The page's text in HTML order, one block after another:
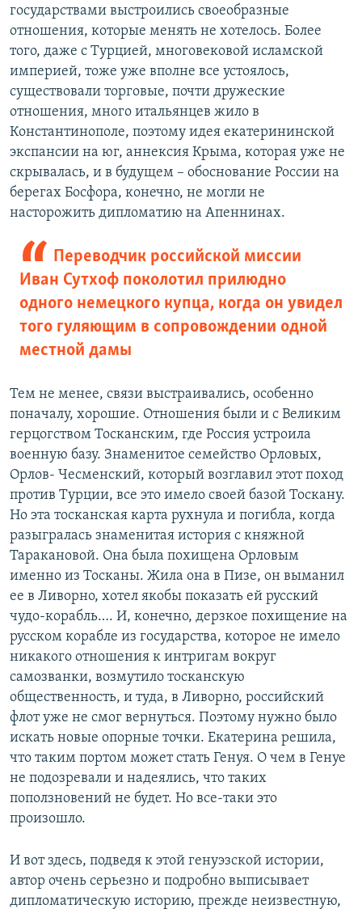
государствами выстроились своеобразные
отношения, которые менять не хотелось. Более
того, даже с Турцией, многовековой исламской
империей, тоже уже вполне все устоялось,
существовали торговые, почти дружеские
отношения, много итальянцев жило в
Константинополе, поэтому идея екатерининской
экспансии на юг, аннексия Крыма, которая уже не
скрывалась, и в будущем – обоснование России на
берегах Босфора, конечно, не могли не
насторожить дипломатию на Апеннинах.
Переводчик российской миссии
Иван Сутхоф поколотил прилюдно
одного немецкого купца, когда он увидел
того гуляющим в сопровождении одной
местной дамы
Тем не менее, связи выстраивались, особенно
поначалу, хорошие. Отношения были и с Великим
герцогством Тосканским, где Россия устроила
военную базу. Знаменитое семейство Орловых,
Орлов- Чесменский, который возглавил этот поход
против Турции, все это имело своей базой Тоскану.
Но эта тосканская карта рухнула и погибла, когда
разыгралась знаменитая история с княжной
Таракановой. Она была похищена Орловым
именно из Тосканы. Жила она в Пизе, он выманил
ее в Ливорно, хотел якобы показать ей русский
чудо-корабль…. И, конечно, дерзкое похищение на
русском корабле из государства, которое не имело
никакого отношения к интригам вокруг
самозванки, возмутило тосканскую
общественность, и туда, в Ливорно, российский
флот уже не смог вернуться. Поэтому нужно было
искать новые опорные точки. Екатерина решила,
что таким портом может стать Генуя. О чем в Генуе
не подозревали и надеялись, что таких
поползновений не будет. Но все-таки это
произошло.
И вот здесь, подведя к этой генуэзской истории,
автор очень серьезно и подробно выписывает
дипломатическую историю, прежде неизвестную,